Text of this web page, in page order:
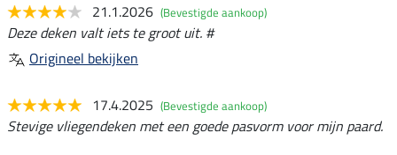
21.1.2026 (Bevestigde aankoop)
Deze deken valt iets te groot uit. #
Origineel bekijken
17.4.2025 (Bevestigde aankoop)
Stevige vliegendeken met een goede pasvorm voor mijn paard.